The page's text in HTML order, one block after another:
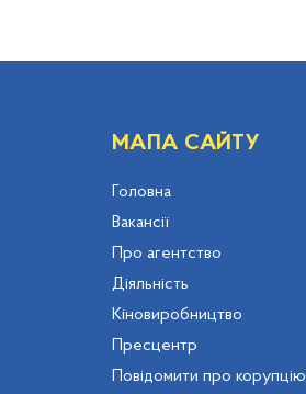
МАПА САЙТУ
Головна
Вакансії
Про агентство
Діяльність
Кіновиробництво
Пресцентр
Повідомити про корупцію